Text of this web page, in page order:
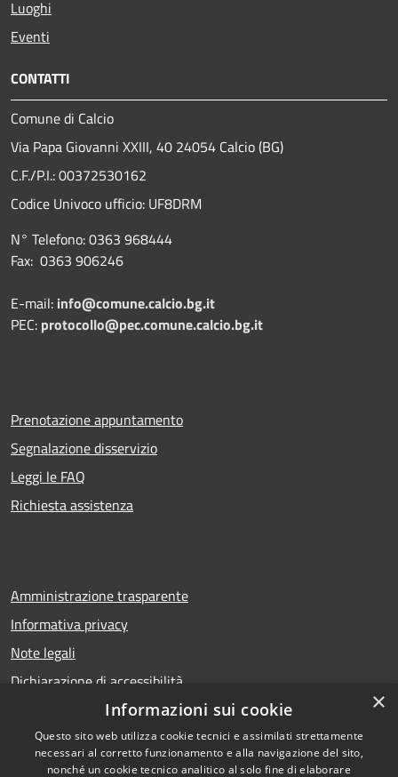
Luoghi
Eventi
CONTATTI
Comune di Calcio
Via Papa Giovanni XXIII, 40 24054 Calcio (BG)
C.F./P.I.: 00372530162
Codice Univoco ufficio: UF8DRM
N° Telefono: 0363 968444
Fax: 0363 906246
E-mail: info@comune.calcio.bg.it
PEC: protocollo@pec.comune.calcio.bg.it
Prenotazione appuntamento
Segnalazione disservizio
Leggi le FAQ
Richiesta assistenza
Amministrazione trasparente
Informativa privacy
Note legali
Dichiarazione di accessibilità
RSS
Copyright © 2026 • Comune di
×
Informazioni sui cookie
Questo sito web utilizza cookie tecnici e assimilati strettamente
necessari al corretto funzionamento e alla navigazione del sito,
nonché un cookie tecnico analitico al solo fine di elaborare